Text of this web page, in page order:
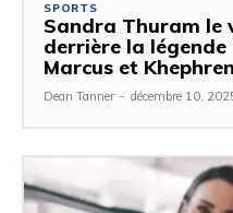
SPORTS
Sandra Thuram le
derrière la
Marcus et Khephren
Dean Tanner - décembre 10,